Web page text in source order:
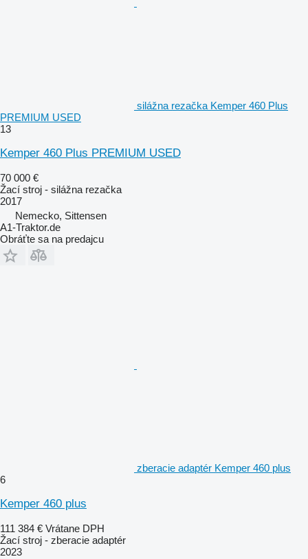
silážna rezačka Kemper 460 Plus
PREMIUM USED
13
Kemper 460 Plus PREMIUM USED
70 000 €
Žací stroj - silážna rezačka
2017
Nemecko, Sittensen
A1-Traktor.de
Obráťte sa na predajcu
zberacie adaptér Kemper 460 plus
6
Kemper 460 plus
111 384 € Vrátane DPH
Žací stroj - zberacie adaptér
2023